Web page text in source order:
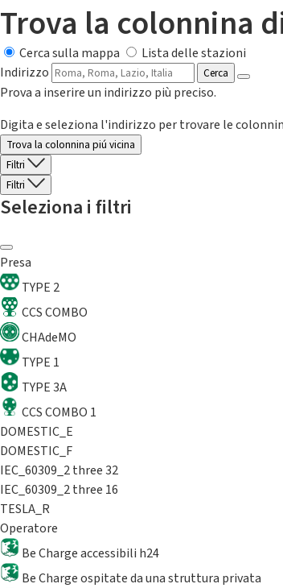
Trova la colonnina
Cerca sulla mappa
Lista delle stazioni
Indirizzo
Cerca
Prova a inserire un indirizzo più preciso.
Digita e seleziona l'indirizzo per trovare le
Trova la colonnina piú vicina
Filtri
Filtri
Seleziona i filtri
Presa
TYPE 2
CCS COMBO
CHAdeMO
TYPE 1
TYPE 3A
CCS COMBO 1
DOMESTIC_E
DOMESTIC_F
IEC_60309_2 three 32
IEC_60309_2 three 16
TESLA_R
Operatore
Be Charge accessibili h24
Be Charge ospitate da una struttura privata